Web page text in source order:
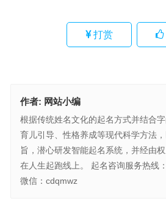
打赏
作者: 网站小编
根据传统姓名文化的起名方式并结合字
育儿引导、性格养成等现代科学方法
旨，潜心研发智能起名系统，并经由
在人生起跑线上。 起名咨询服务热线
微信：cdqmwz